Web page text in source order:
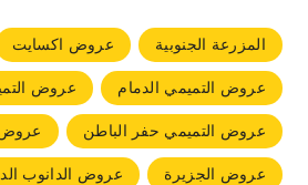
المزرعة الجنوبية عروض اكسايت
عروض التميمي الدمام
عروض
عروض التميمي حفر الباطن
عروض
عروض الجزيرة
عروض الدانوب